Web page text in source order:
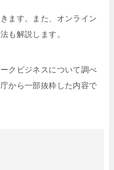
ます。また、オンライン
も解説します。
クビジネスについて調べ
から一部抜粋した内容で